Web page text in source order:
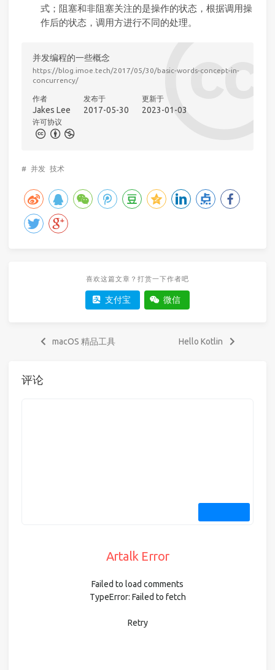
式；阻塞和非阻塞关注的是操作的状态，根据调用操
作后的状态，调用方进行不同的处理。
并发编程的一些概念
https://blog.imoe.tech/2017/05/30/basic-words-concept-in-
concurrency/
作者
Jakes Lee
发布于
2017-05-30
更新于
2023-01-03
许可协议
# 并发 技术
喜欢这篇文章？打赏一下作者吧
支付宝 微信
macOS 精品工具 Hello Kotlin
评论
Artalk Error
Failed to load comments
TypeError: Failed to fetch
Retry